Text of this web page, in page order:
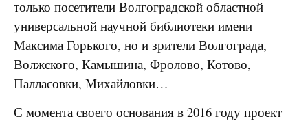
только посетители Волгоградской областной
универсальной научной библиотеки имени
Максима Горького, но и зрители Волгограда,
Волжского, Камышина, Фролово, Котово,
Палласовки, Михайловки…
С момента своего основания в 2016 году проект